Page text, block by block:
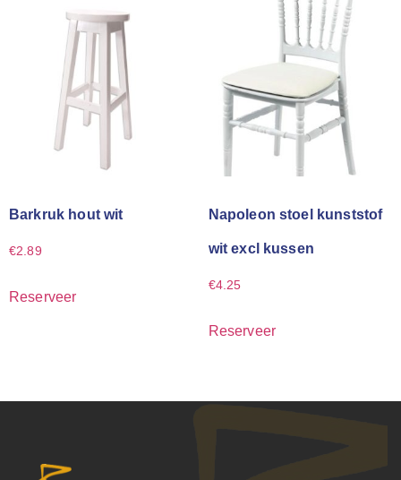
Barkruk hout wit
€2.89
Reserveer
Napoleon stoel kunststof
wit excl kussen
€4.25
Reserveer